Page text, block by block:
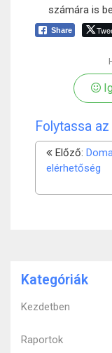
számára is
Share
Folytassa
Előző:
elérhetőség
Kategóriák
Kezdetben
Raportok